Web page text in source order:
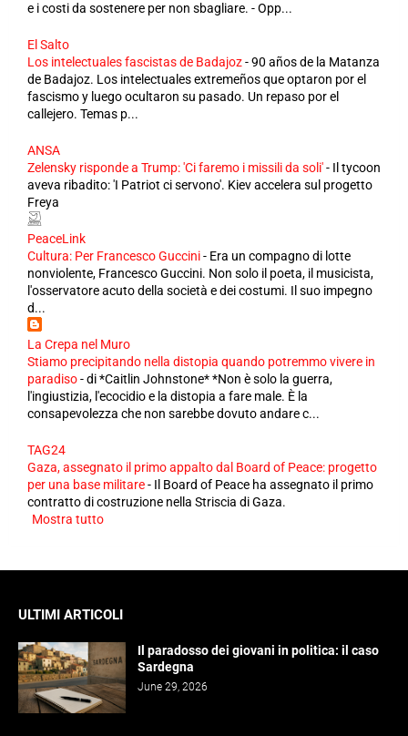
e i costi da sostenere per non sbagliare. - Opp...
El Salto
Los intelectuales fascistas de Badajoz-90 años de la Matanza
de Badajoz. Los intelectuales extremeños que optaron por el
fascismo y luego ocultaron su pasado. Un repaso por el
callejero. Temas p...
ANSA
Zelensky risponde a Trump: 'Ci faremo i missili da soli'- Il tycoon
aveva ribadito: 'I Patriot ci servono'. Kiev accelera sul progetto
Freya
PeaceLink
Cultura: Per Francesco Guccini- Era un compagno di lotte
nonviolente, Francesco Guccini. Non solo il poeta, il musicista,
l'osservatore acuto della società e dei costumi. Il suo impegno
d...
La Crepa nel Muro
Stiamo precipitando nella distopia quando potremmo vivere in
paradiso-di *Caitlin Johnstone* *Non è solo la guerra,
l'ingiustizia, l'ecocidio e la distopia a fare male. È la
consapevolezza che non sarebbe dovuto andare c...
TAG24
Gaza, assegnato il primo appalto dal Board of Peace: progetto
per una base militare- Il Board of Peace ha assegnato il primo
contratto di costruzione nella Striscia di Gaza.
Mostra tutto
ULTIMI ARTICOLI
Il paradosso dei giovani in politica: il caso
Sardegna
June 29, 2026